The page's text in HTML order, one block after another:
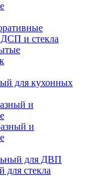
и стекла
для кухонных
и
и
для ДВП
стекла